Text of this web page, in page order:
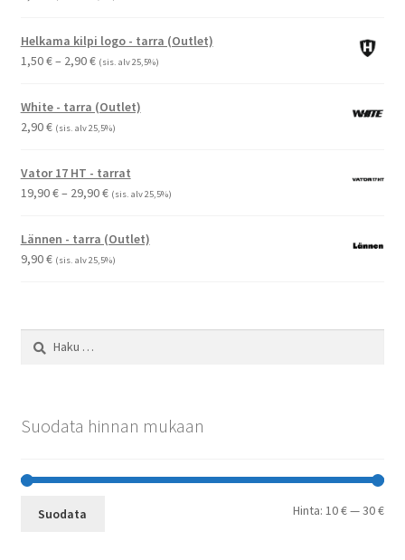
Helkama kilpi logo - tarra (Outlet)
1,50€– 2,90€Hintaluokka:
-
2,90 €
(sis. alv 25,5%)
White - tarra (Outlet)
2,90€ (sis. alv 25,5%)
Vator 17 HT - tarrat
19,90€– 29,90€Hintaluokka:
-
29,90 €
(sis. alv 25,5%)
Lännen - tarra (Outlet)
9,90€ (sis. alv 25,5%)
Suodata hinnan mukaan
Suodata Hinta:10 €—30 €